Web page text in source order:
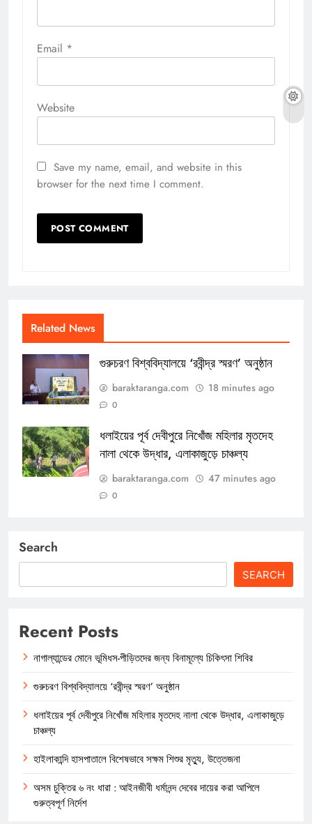
Email *
Website
Save my name, email, and website in this
browser for the next time I comment.
Related News
গুরুচরণ বিশ্ববিদ্যালয়ে ‘রবীন্দ্র স্মরণ’ অনুষ্ঠান
baraktaranga.com 18 minutes ago
0
ধলাইয়ের পূর্ব দেবীপুরে নিখোঁজ মহিলার মৃতদেহ
নালা থেকে উদ্ধার, এলাকাজুড়ে চাঞ্চল্য
baraktaranga.com 47 minutes ago
0
Search
SEARCH
Recent Posts
নাগাল্যান্ডের মোনে ভূমিধস-পীড়িতদের জন্য বিনামূল্যে চিকিৎসা শিবির
গুরুচরণ বিশ্ববিদ্যালয়ে ‘রবীন্দ্র স্মরণ’ অনুষ্ঠান
ধলাইয়ের পূর্ব দেবীপুরে নিখোঁজ মহিলার মৃতদেহ নালা থেকে উদ্ধার, এলাকাজুড়ে
চাঞ্চল্য
হাইলাকান্দি হাসপাতালে বিশেষভাবে সক্ষম শিশুর মৃত্যু, উত্তেজনা
অসম চুক্তির ৬ নং ধারা : আইনজীবী ধর্মানন্দ দেবের দায়ের করা আপিলে
গুরুত্বপূর্ণ নির্দেশ